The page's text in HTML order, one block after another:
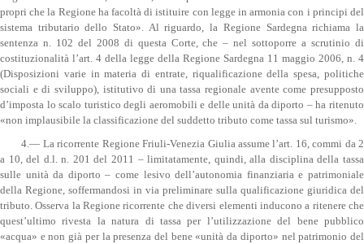
propri che la Regione ha facoltà di istituire con legge in armonia con i principi del
sistema tributario dello Stato». Al riguardo, la Regione Sardegna richiama la
sentenza n. 102 del 2008 di questa Corte, che – nel sottoporre a scrutinio di
costituzionalità l’art. 4 della legge della Regione Sardegna 11 maggio 2006, n. 4
(Disposizioni varie in materia di entrate, riqualificazione della spesa, politiche
sociali e di sviluppo), istitutivo di una tassa regionale avente come presupposto
d’imposta lo scalo turistico degli aeromobili e delle unità da diporto – ha ritenuto
«non implausibile la classificazione del suddetto tributo come tassa sul turismo».
4.— La ricorrente Regione Friuli-Venezia Giulia assume l’art. 16, commi da 2
a 10, del d.l. n. 201 del 2011 – limitatamente, quindi, alla disciplina della tassa
sulle unità da diporto – come lesivo dell’autonomia finanziaria e patrimoniale
della Regione, soffermandosi in via preliminare sulla qualificazione giuridica del
tributo. Osserva la Regione ricorrente che diversi elementi inducono a ritenere che
quest’ultimo rivesta la natura di tassa per l’utilizzazione del bene pubblico
«acqua» e non già per la presenza del bene «unità da diporto» nel patrimonio del